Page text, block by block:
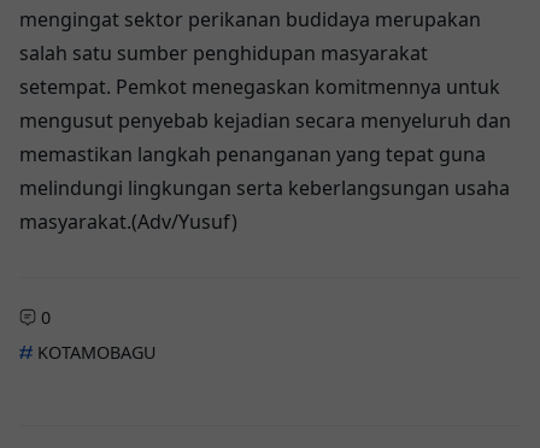
mengingat sektor perikanan budidaya merupakan
salah satu sumber penghidupan masyarakat
setempat. Pemkot menegaskan komitmennya untuk
mengusut penyebab kejadian secara menyeluruh dan
memastikan langkah penanganan yang tepat guna
melindungi lingkungan serta keberlangsungan usaha
masyarakat.(Adv/Yusuf)
0
KOTAMOBAGU